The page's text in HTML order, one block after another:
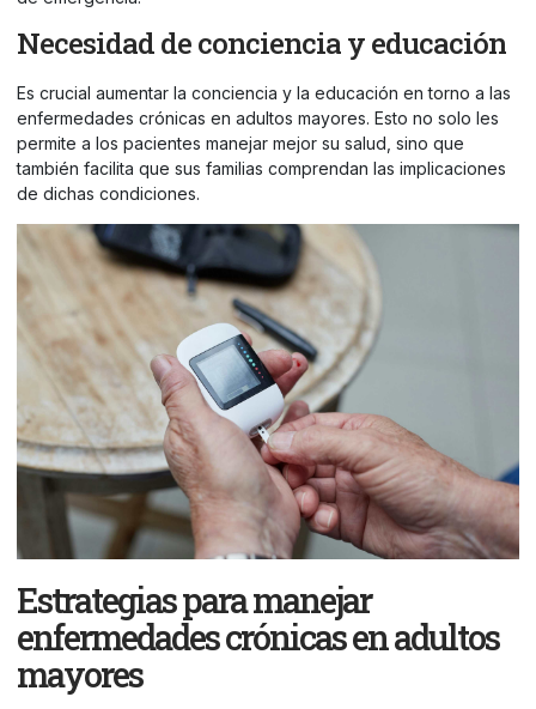
Necesidad de conciencia y educación
Es crucial aumentar la conciencia y la educación en torno a las
enfermedades crónicas en adultos mayores. Esto no solo les
permite a los pacientes manejar mejor su salud, sino que
también facilita que sus familias comprendan las implicaciones
de dichas condiciones.
Estrategias para manejar
enfermedades crónicas en adultos
mayores